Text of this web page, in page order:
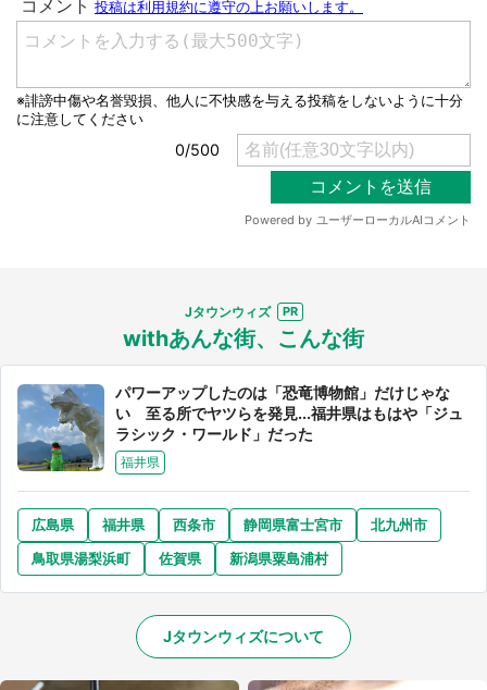
Jタウンウィズ
withあんな街、こんな街
パワーアップしたのは「恐竜博物館」だけじゃな
い 至る所でヤツらを発見...福井県はもはや「ジュ
ラシック・ワールド」だった
福井県
広島県 福井県 西条市 静岡県富士宮市
北九州市
鳥取県湯梨浜町
佐賀県 新潟県粟島浦村
Jタウンウィズについて